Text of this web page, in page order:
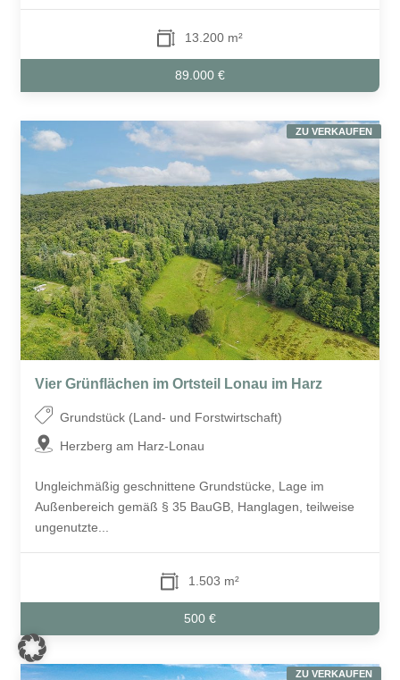
13.200 m²
89.000 €
Vier Grünflächen im Ortsteil Lonau im Harz
Grundstück (Land- und Forstwirtschaft)
Herzberg am Harz-Lonau
Ungleichmäßig geschnittene Grundstücke, Lage im
Außenbereich gemäß § 35 BauGB, Hanglagen, teilweise
ungenutzte...
1.503 m²
500 €
ZU VERKAUFEN
ZU VERKAUFEN